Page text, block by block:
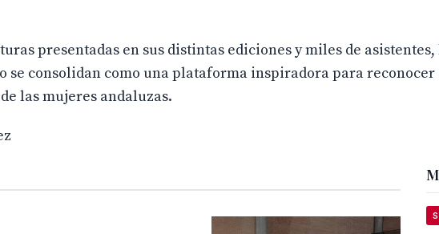
presentadas en sus distintas ediciones y miles de asistentes,
se consolidan como una plataforma inspiradora para
las mujeres andaluzas.